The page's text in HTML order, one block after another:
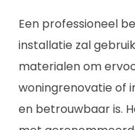
Een professioneel
installatie zal
materialen om
woningrenovatie of
en betrouwbaar is.